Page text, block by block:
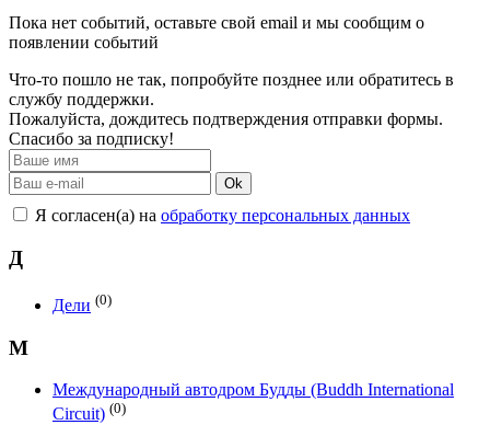
Пока нет событий, оставьте свой email и мы сообщим о
появлении событий
Что-то пошло не так, попробуйте позднее или обратитесь в
службу поддержки.
Пожалуйста, дождитесь подтверждения отправки формы.
Спасибо за подписку!
Ok
Я согласен(а) на обработку персональных данных
Д
Дели (0)
М
Международный автодром Будды (Buddh International
Circuit) (0)